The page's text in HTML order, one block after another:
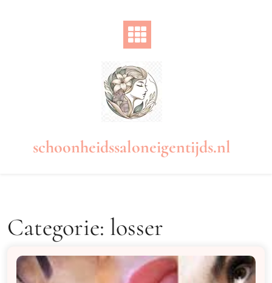
schoonheidssaloneigentijds.nl
Categorie: losser